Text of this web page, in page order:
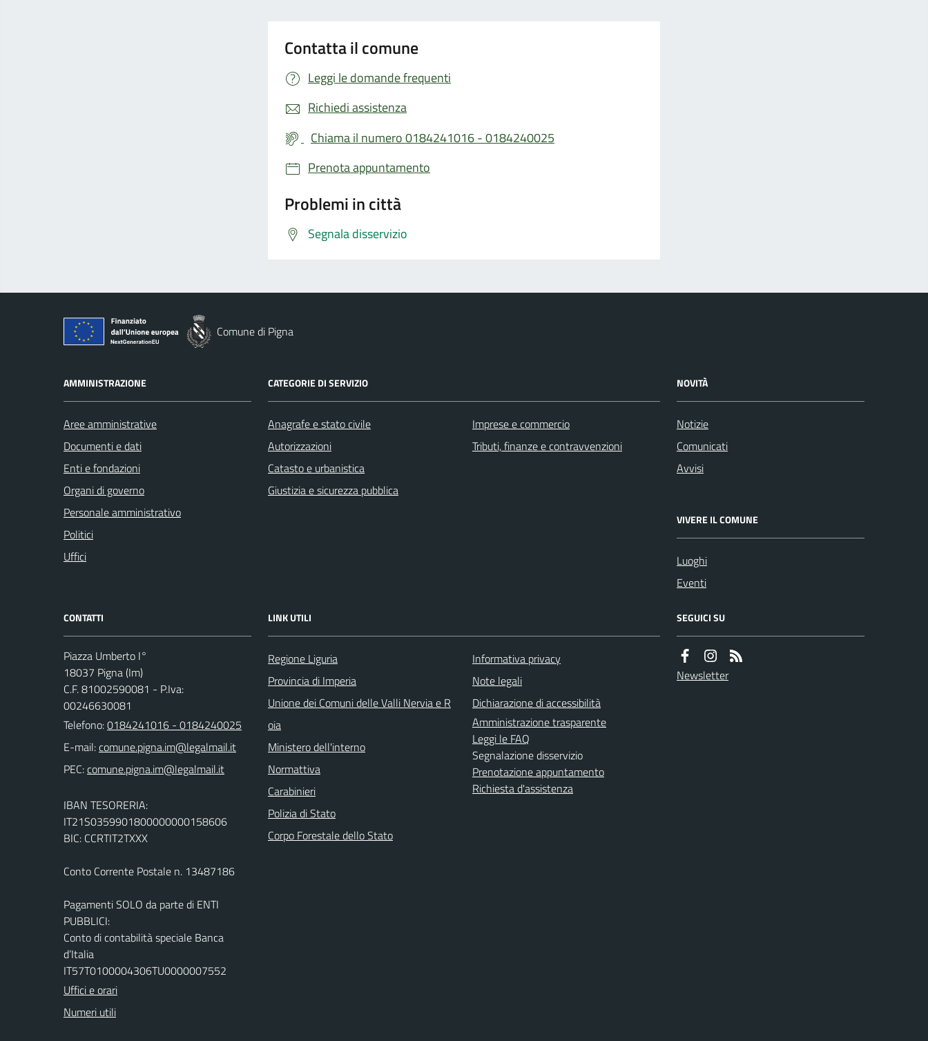
Contatta il comune
Leggi le domande frequenti
Richiedi assistenza
Chiama il numero 0184241016 - 0184240025
Prenota appuntamento
Problemi in città
Segnala disservizio
Comune di Pigna
AMMINISTRAZIONE
Aree amministrative
Documenti e dati
Enti e fondazioni
Organi di governo
Personale amministrativo
Politici
Uffici
CATEGORIE DI SERVIZIO
Anagrafe e stato civile
Autorizzazioni
Catasto e urbanistica
Giustizia e sicurezza pubblica
Imprese e commercio
Tributi, finanze e contravvenzioni
NOVITÀ
Notizie
Comunicati
Avvisi
VIVERE IL COMUNE
Luoghi
Eventi
CONTATTI
Piazza Umberto I°
18037 Pigna (Im)
C.F. 81002590081 - P.Iva:
00246630081
Telefono:0184241016 - 0184240025
E-mail:
PEC:
IBAN TESORERIA:
IT21S0359901800000000158606
BIC: CCRTIT2TXXX
Conto Corrente Postale n. 13487186
Pagamenti SOLO da parte di ENTI
PUBBLICI:
Conto di contabilità speciale Banca
d’Italia
IT57T0100004306TU0000007552
Uffici e orari
Numeri utili
LINK UTILI
Regione Liguria
Provincia di Imperia
Unione dei Comuni delle Valli Nervia e R
oia
Ministero dell'interno
Normattiva
Carabinieri
Polizia di Stato
Corpo Forestale dello Stato
Informativa privacy
Note legali
Dichiarazione di accessibilità
Amministrazione trasparente
Leggi le FAQ
Segnalazione disservizio
Prenotazione appuntamento
Richiesta d'assistenza
SEGUICI SU
Newsletter